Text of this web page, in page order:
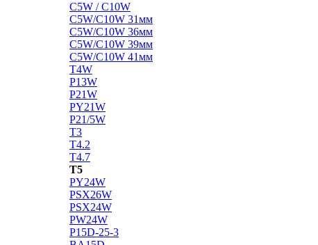
C5W / C10W
C5W/C10W 31мм
C5W/C10W 36мм
C5W/C10W 39мм
C5W/C10W 41мм
T4W
P13W
P21W
PY21W
P21/5W
T3
T4.2
T4.7
T5
PY24W
PSX26W
PSX24W
PW24W
P15D-25-3